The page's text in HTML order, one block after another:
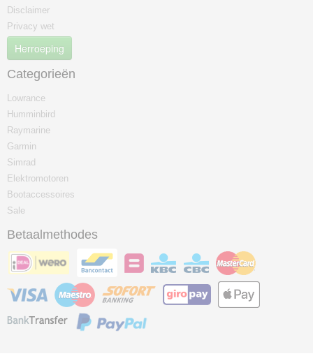
Disclaimer
Privacy wet
Herroeping
Categorieën
Lowrance
Humminbird
Raymarine
Garmin
Simrad
Elektromotoren
Bootaccessoires
Sale
Betaalmethodes